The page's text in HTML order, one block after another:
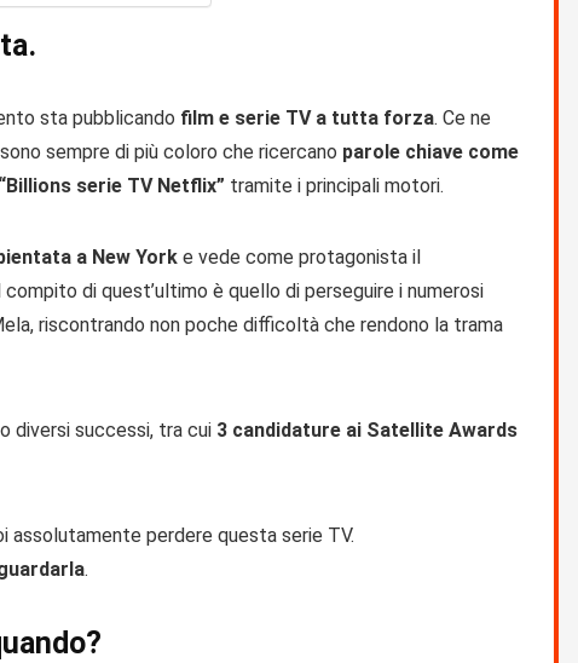
sta pubblicando film e serie TV a tutta forza. Ce ne
sempre di più coloro che ricercano parole chiave come
serie TV Netflix” tramite i principali motori.
a New York e vede come protagonista il
compito di quest’ultimo è quello di perseguire i numerosi
riscontrando non poche difficoltà che rendono la trama
diversi successi, tra cui 3 candidature ai Satellite Awards
assolutamente perdere questa serie TV.
.